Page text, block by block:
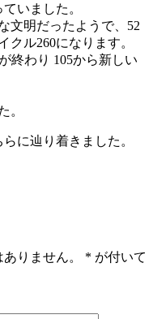
いました。
文明だったようで、52
クル260になります。
終わり 105から新しい
。
に辿り着きました。
りません。 * が付いて